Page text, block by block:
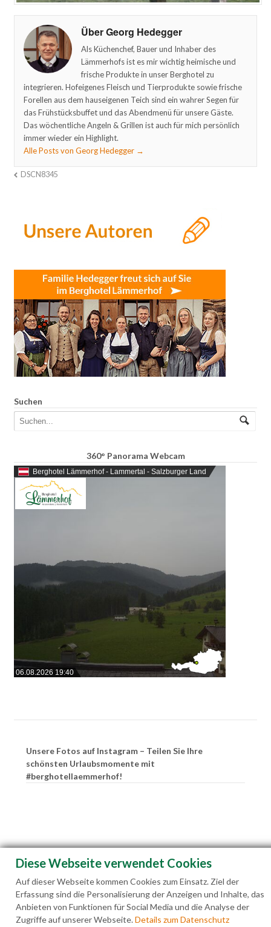
Über Georg Hedegger
Als Küchenchef, Bauer und Inhaber des
Lämmerhofs ist es mir wichtig heimische und
frische Produkte in unser Berghotel zu
integrieren. Hofeigenes Fleisch und Tierprodukte sowie frische
Forellen aus dem hauseigenen Teich sind ein wahrer Segen für
das Frühstücksbuffet und das Abendmenü für unsere Gäste.
Das wöchentliche Angeln & Grillen ist auch für mich persönlich
immer wieder ein Highlight.
Alle Posts von Georg Hedegger →
DSCN8345
Suchen
360° Panorama Webcam
Berghotel Lämmerhof - Lammertal - Salzburger Land
06.08.2026 19:40
Unsere Fotos auf Instagram – Teilen Sie Ihre
schönsten Urlaubsmomente mit
#berghotellaemmerhof!
Diese Webseite verwendet Cookies
Auf dieser Webseite kommen Cookies zum Einsatz. Ziel der
Erfassung sind die Personalisierung der Anzeigen und Inhalte, das
Anbieten von Funktionen für Social Media und die Analyse der
Zugriffe auf unserer Webseite.Details zum Datenschutz